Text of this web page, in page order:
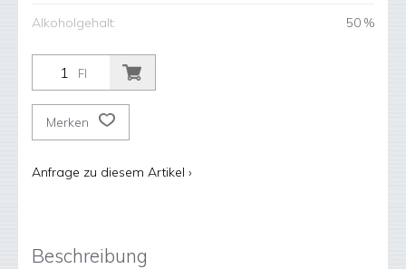
Alkoholgehalt: 50 %
Fl
Merken
Anfrage zu diesem Artikel ›
Beschreibung